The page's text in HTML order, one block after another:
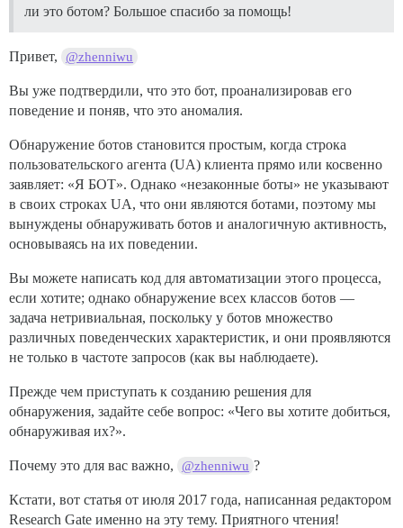
ли это ботом? Большое спасибо за помощь!
Привет, @zhenniwu
Вы уже подтвердили, что это бот, проанализировав его
поведение и поняв, что это аномалия.
Обнаружение ботов становится простым, когда строка
пользовательского агента (UA) клиента прямо или косвенно
заявляет: «Я БОТ». Однако «незаконные боты» не указывают
в своих строках UA, что они являются ботами, поэтому мы
вынуждены обнаруживать ботов и аналогичную активность,
основываясь на их поведении.
Вы можете написать код для автоматизации этого процесса,
если хотите; однако обнаружение всех классов ботов —
задача нетривиальная, поскольку у ботов множество
различных поведенческих характеристик, и они проявляются
не только в частоте запросов (как вы наблюдаете).
Прежде чем приступать к созданию решения для
обнаружения, задайте себе вопрос: «Чего вы хотите добиться,
обнаруживая их?».
Почему это для вас важно, @zhenniwu ?
Кстати, вот статья от июля 2017 года, написанная редактором
Research Gate именно на эту тему. Приятного чтения!